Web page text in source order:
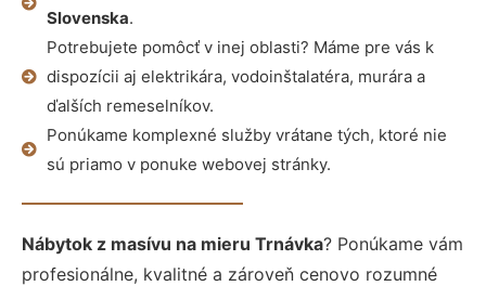
Slovenska.
Potrebujete pomôcť v inej oblasti? Máme pre vás k
dispozícii aj elektrikára, vodoinštalatéra, murára a
ďalších remeselníkov.
Ponúkame komplexné služby vrátane tých, ktoré nie
sú priamo v ponuke webovej stránky.
Nábytok z masívu na mieru Trnávka? Ponúkame vám
profesionálne, kvalitné a zároveň cenovo rozumné